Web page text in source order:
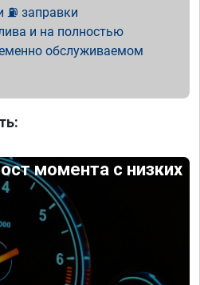
⛽ заправки
и на полностью
обслуживаемом
момента с низких